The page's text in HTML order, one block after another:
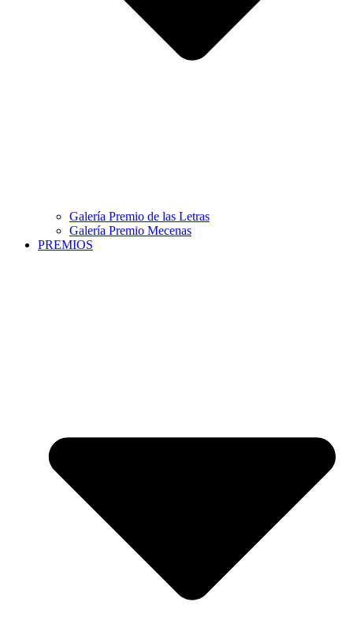
Galería Premio de las Letras
Galería Premio Mecenas
PREMIOS